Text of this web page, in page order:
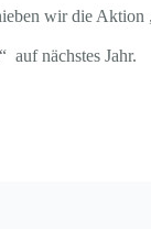
wir die Aktion
auf nächstes Jahr.